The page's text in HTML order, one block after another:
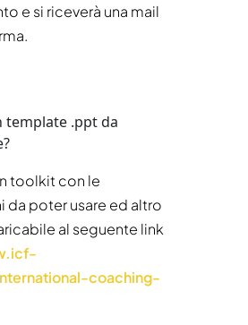
e si riceverà una mail
template .ppt da
toolkit con le
da poter usare ed altro
al seguente link
coaching-